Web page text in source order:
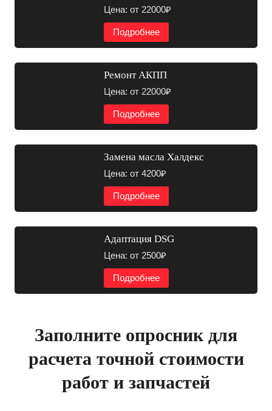
Цена: от 22000₽
Подробнее
Ремонт АКПП
Цена: от 22000₽
Подробнее
Замена масла Халдекс
Цена: от 4200₽
Подробнее
Адаптация DSG
Цена: от 2500₽
Подробнее
Заполните опросник для
расчета точной стоимости
работ и запчастей